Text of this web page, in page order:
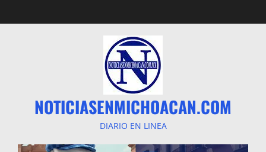
al
NOTICIASENMICHOACAN.COM
DIARIO EN LINEA